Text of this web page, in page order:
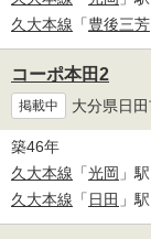
久大本線 「豊後三芳
コーポ本田2
掲載中 大分県日
築46年
久大本線 「光岡 」駅
久大本線 「 日田 」駅